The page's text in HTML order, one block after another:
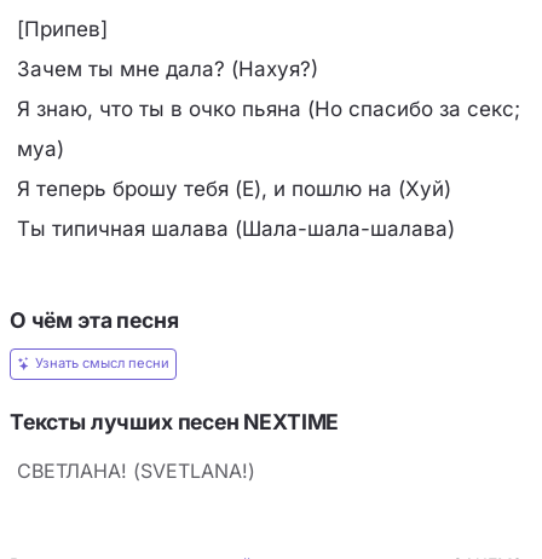
[Припев]
Зачем ты мне дала? (Нахуя?)
Я знаю, что ты в очко пьяна (Но спасибо за секс;
муа)
Я теперь брошу тебя (Е), и пошлю на (Хуй)
Ты типичная шалава (Шала-шала-шалава)
О чём эта песня
Узнать смысл песни
Тексты лучших песен NEXTIME
СВЕТЛАНА! (SVETLANA!)